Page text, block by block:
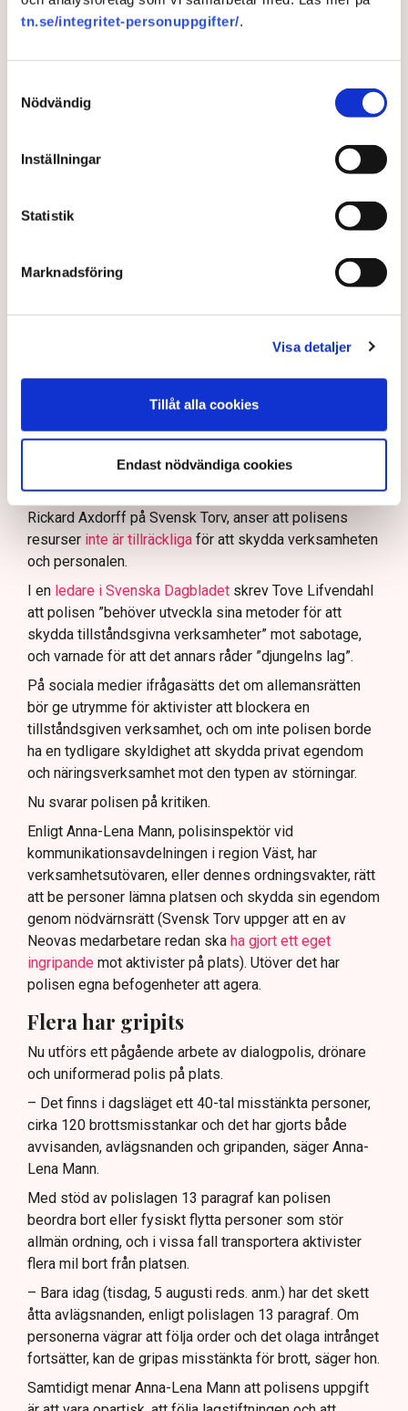
tn.se/integritet-personuppgifter/.
Nödvändig
Inställningar
Statistik
Marknadsföring
Visa detaljer
Tillåt alla cookies
Endast nödvändiga cookies
Neovas maskiner
ogräsfrön över täkten.
maskiner – polisen kan inte
avvisa dem: ”Upptrappning
Polisen kritiseras för bristande agerande vid
brottsmisstankar kopplade.
Polisen använder drönare och uniformerad polis
för att dokumentera bevis.
Samtidigt är polisarbetet komplext när det gäller
att navigera juridiska rättigheter och gränser.
Läs mer
Polisen, som befinner sig på plats, kritiseras för att inte
agera tillräckligt då aktionerna kan fortgå för öppen ridå.
Rickard Axdorff på Svensk Torv, anser att polisens
resurser inte är tillräckliga för att skydda verksamheten
och personalen.
I en ledare i Svenska Dagbladet skrev Tove Lifvendahl
att polisen ”behöver utveckla sina metoder för att
skydda tillståndsgivna verksamheter” mot sabotage,
och varnade för att det annars råder ”djungelns lag”.
På sociala medier ifrågasätts det om allemansrätten
bör ge utrymme för aktivister att blockera en
tillståndsgiven verksamhet, och om inte polisen borde
ha en tydligare skyldighet att skydda privat egendom
och näringsverksamhet mot den typen av störningar.
Nu svarar polisen på kritiken.
Enligt Anna-Lena Mann, polisinspektör vid
kommunikationsavdelningen i region Väst, har
verksamhetsutövaren, eller dennes ordningsvakter, rätt
att be personer lämna platsen och skydda sin egendom
genom nödvärnsrätt (Svensk Torv uppger att en av
Neovas medarbetare redan ska ha gjort ett eget
ingripande mot aktivister på plats). Utöver det har
polisen egna befogenheter att agera.
Flera har gripits
Nu utförs ett pågående arbete av dialogpolis, drönare
och uniformerad polis på plats.
– Det finns i dagsläget ett 40-tal misstänkta personer,
cirka 120 brottsmisstankar och det har gjorts både
avvisanden, avlägsnanden och gripanden, säger Anna-
Lena Mann.
Med stöd av polislagen 13 paragraf kan polisen
beordra bort eller fysiskt flytta personer som stör
allmän ordning, och i vissa fall transportera aktivister
flera mil bort från platsen.
– Bara idag (tisdag, 5 augusti reds. anm.) har det skett
åtta avlägsnanden, enligt polislagen 13 paragraf. Om
personerna vägrar att följa order och det olaga intrånget
fortsätter, kan de gripas misstänkta för brott, säger hon.
Samtidigt menar Anna-Lena Mann att polisens uppgift